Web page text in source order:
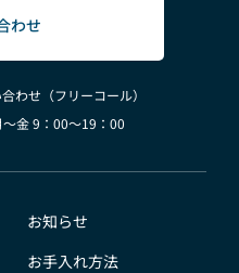
わせ
わせ（フリーコール）
～金 9：00～19：00
お知らせ
お手入れ方法